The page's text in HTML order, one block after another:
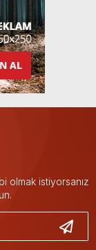
olmak istiyorsanız